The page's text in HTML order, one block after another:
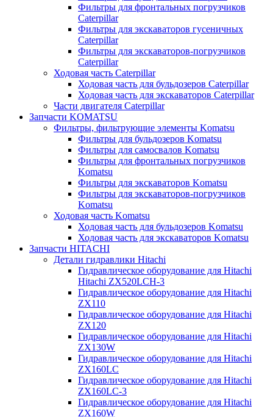
Фильтры для фронтальных погрузчиков
Caterpillar
Фильтры для экскаваторов гусеничных
Caterpillar
Фильтры для экскаваторов-погрузчиков
Caterpillar
Ходовая часть Caterpillar
Ходовая часть для бульдозеров Caterpillar
Ходовая часть для экскаваторов Caterpillar
Части двигателя Caterpillar
Запчасти KOMATSU
Фильтры, фильтрующие элементы Komatsu
Фильтры для бульдозеров Komatsu
Фильтры для самосвалов Komatsu
Фильтры для фронтальных погрузчиков
Komatsu
Фильтры для экскаваторов Komatsu
Фильтры для экскаваторов-погрузчиков
Komatsu
Ходовая часть Komatsu
Ходовая часть для бульдозеров Komatsu
Ходовая часть для экскаваторов Komatsu
Запчасти HITACHI
Детали гидравлики Hitachi
Гидравлическое оборудование для Hitachi
Hitachi ZX520LCH-3
Гидравлическое оборудование для Hitachi
ZX110
Гидравлическое оборудование для Hitachi
ZX120
Гидравлическое оборудование для Hitachi
ZX130W
Гидравлическое оборудование для Hitachi
ZX160LC
Гидравлическое оборудование для Hitachi
ZX160LC-3
Гидравлическое оборудование для Hitachi
ZX160W